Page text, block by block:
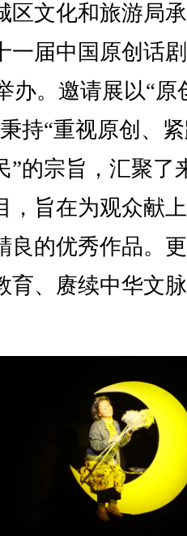
区文化和旅游局
一届中国原创话
办。邀请展以“原
持“重视原创、
”的宗旨，汇聚了
，旨在为观众献
良的优秀作品。
育、赓续中华文